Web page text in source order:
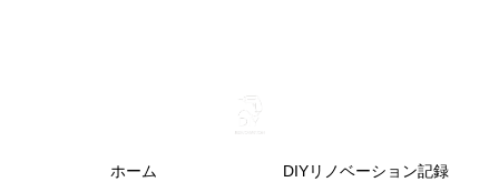
ホーム DIYリノベーション記録